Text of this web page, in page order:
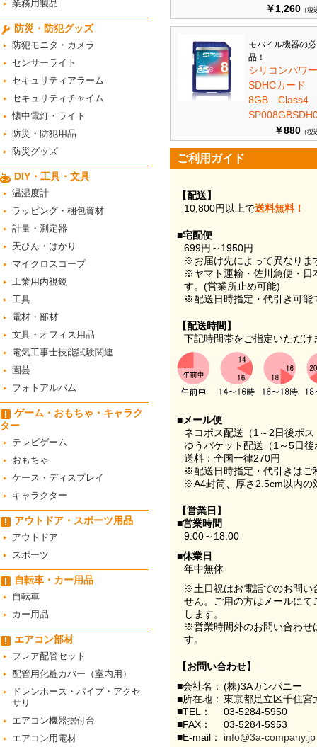
業務用製品
防災・防犯グッズ
防犯モニタ・カメラ
センサーライト
セキュリティアラーム
セキュリティチャイム
懐中電灯・ライト
防災・防犯用品
防災グッズ
DIY・工具・文具
温湿度計
ラッピング・梱包資材
計量・測定器
天びん・はかり
マイクロスコープ
工業用内視鏡
工具
電材・部材
文具・オフィス用品
電気工事士技能試験関連
園芸
フォトアルバム
ゲーム・おもちゃ・キャラク
ター
テレビゲーム
おもちゃ
ケース・ディスプレイ
キャラクター
アウトドア・スポーツ用品
アウトドア
スポーツ
自転車・カー用品
自転車
カー用品
エアコン部材
フレア配管セット
配管用化粧カバー（室内用）
ドレンホース・パイプ・アクセ
サリ
エアコン機器据付台
エアコン用電材
￥1,260 （税
モバイル機器の
品！
シリコンパ
SDHCカード
8GB
￥880 （税
ご利用ガイド
【配送】
10,800円以上で送料無料！
■宅配便
699円～1950円
※お届け先によって異なりま
※ヤマト運輸・佐川急便・日
す。(営業所止め可能)
※配送日時指定・代引き可能
【配送時間】
下記時間帯をご指定いただけ
■メール便
ネコポス配送（1～2日後ポ
ゆうパケット配送（1～5日
送料：全国一律270円
※配送日時指定・代引きはご
※A4封筒、厚さ2.5cm以内の
【営業日】
■営業時間
9:00～18:00
■休業日
年中無休
※土日祝はお電話でのお問い
せん。ご用の方はメールに
します。
※営業時間外のお問い合わせ
す。
【お問い合わせ】
■会社名： (株)3Aカンパニー
■所在地： 東京都足立区千住
■TEL：
03-5284-5950
■FAX：
03-5284-5953
■E-mail：
info@3a-company.jp